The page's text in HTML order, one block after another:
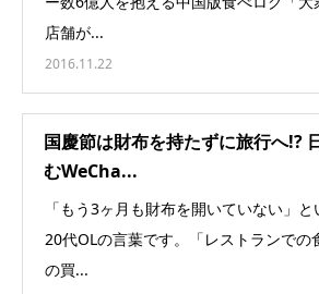
店舗が...
2016.11.22
国慶節は財布を持たずに旅行へ!?
むWeCha...
「もう3ヶ月も財布を開いていない」
20代OLの言葉です。「レストランでの
の買...